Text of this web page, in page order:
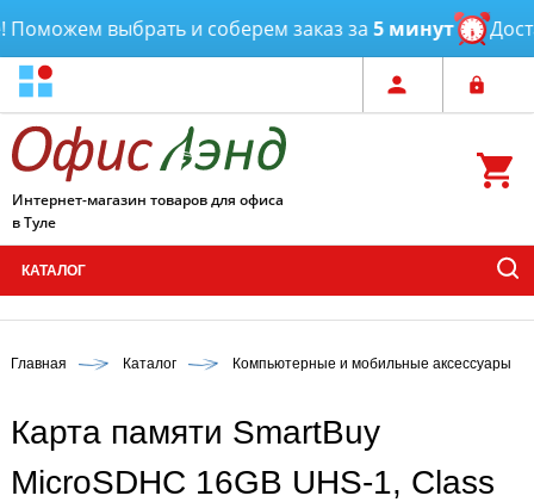
выбрать и соберем заказ за5 минут
Интернет-магазин товаров для офиса
в Туле
КАТАЛОГ
Главная Каталог Компьютерные и мобильные аксессуары
Карта памяти SmartBuy
MicroSDHC 16GB UHS-1, Class